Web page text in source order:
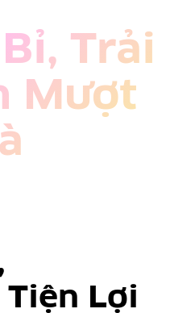
Trải
Mượt
Tiện Lợi